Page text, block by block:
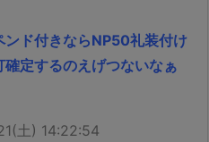
ンド付きならNP50礼装付け
定するのえげつないなぁ
土) 14:22:54